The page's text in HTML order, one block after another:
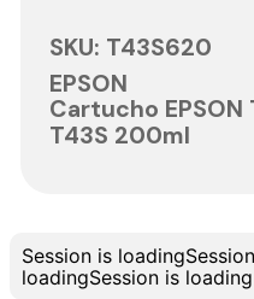
SKU: T43S620
EPSON
Cartucho
T43S 200ml
Session is loading
loadingSession is loading